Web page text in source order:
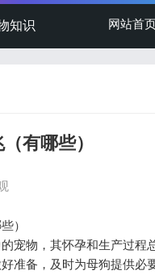
知识 网站首
有哪些）
）
物，其怀孕和生产过程总
准备，及时为母狗提供必